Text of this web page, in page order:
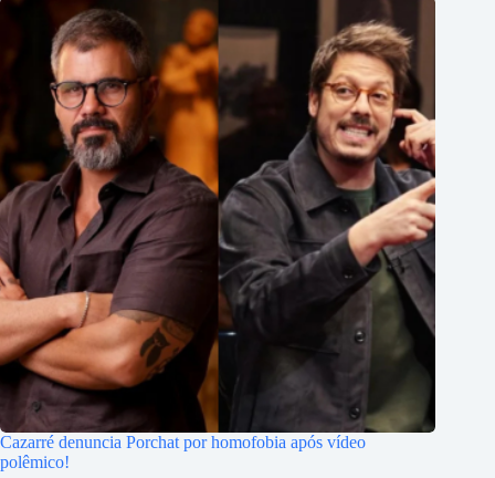
Cazarré denuncia Porchat por homofobia após vídeo
polêmico!